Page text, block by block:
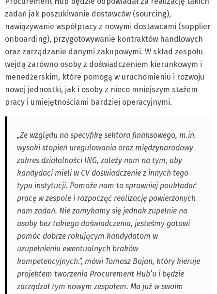
zadań jak poszukiwanie dostawców (sourcing),
nawiązywanie współpracy z nowymi dostawcami (supplier
onboarding), przygotowywanie kontraktów handlowych
oraz zarządzanie danymi zakupowymi. W skład zespołu
wejdą zarówno osoby z doświadczeniem kierunkowym i
menedżerskim, które pomogą w uruchomieniu i rozwoju
nowej jednostki, jak i osoby z nieco mniejszym stażem
pracy i umiejętnościami bardziej operacyjnymi.
„Ze względu na specyfikę sektora finansowego, m.in.
wysoki stopień uregulowania oraz międzynarodowy
zakres działalności ING, zależy nam na tym, aby
kandydaci mieli w CV doświadczenie z innych tego
typu instytucji. Pomoże nam to sprawniej poukładać
pracę w zespole i rozpocząć realizację powierzonych
nam zadań. Nie zamykamy się jednak zupełnie na
osoby bez takiego doświadczenia, jesteśmy gotowi
pomóc dobrze rokującym kandydatom w
uzupełnieniu ewentualnych braków
kompetencyjnych.”, mówi Tomasz Bajan, który kieruje
projektem tworzenia Procurement Hub’u i będzie
zarządzał tym nowym zespołem. Ma już w swoim